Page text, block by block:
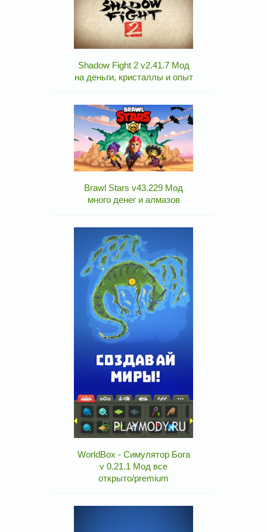
Shadow Fight 2 v2.41.7 Мод
на деньги, кристаллы и опыт
Brawl Stars v43.229 Мод
много денег и алмазов
WorldBox - Симулятор Бога
v 0.21.1 Мод все
открыто/premium